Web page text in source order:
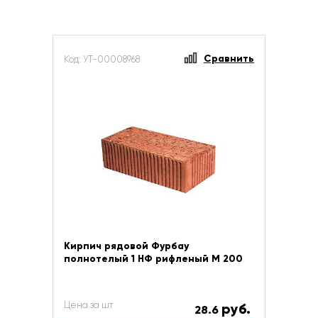
Код: УТ-00008968 Сравнить
Кирпич рядовой Фурбау
полнотелый 1 НФ рифленый М 200
Цена за шт 28.6 руб.